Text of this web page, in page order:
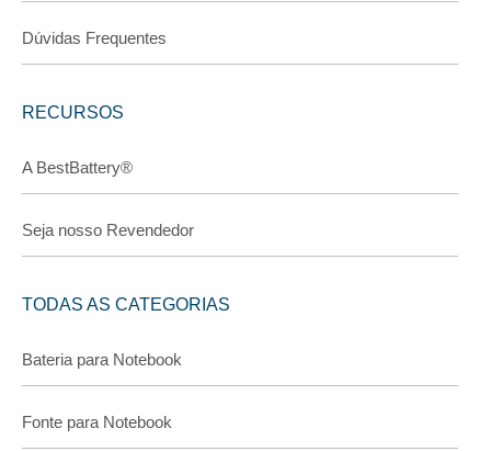
Dúvidas Frequentes
RECURSOS
A BestBattery®
Seja nosso Revendedor
TODAS AS CATEGORIAS
Bateria para Notebook
Fonte para Notebook